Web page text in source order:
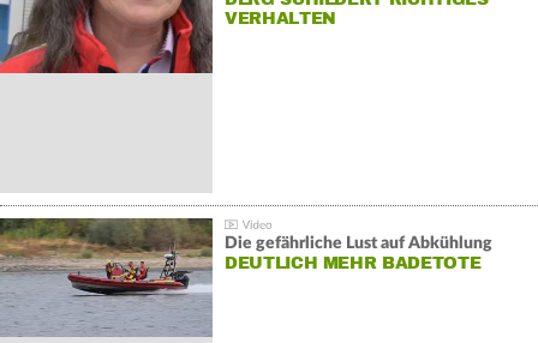
VERHALTEN
Die gefährliche Lust auf Abkühlung
DEUTLICH MEHR BADETOTE